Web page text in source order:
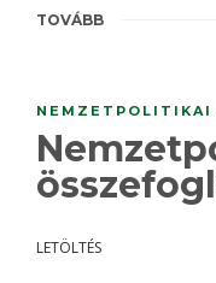
TOVÁBB
LETÖLTÉS